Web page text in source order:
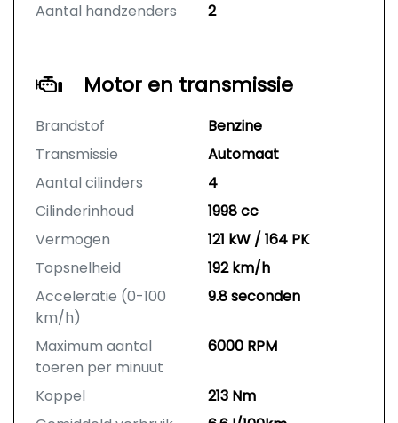
Aantal handzenders
2
Motor en transmissie
Brandstof
Benzine
Transmissie
Automaat
Aantal cilinders
4
Cilinderinhoud
1998 cc
Vermogen
121 kW / 164 PK
Topsnelheid
192 km/h
Acceleratie (0-100
km/h)
9.8 seconden
Maximum aantal
toeren per minuut
6000 RPM
Koppel
213 Nm